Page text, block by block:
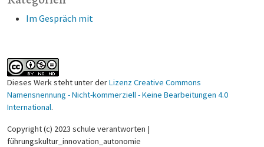
Im Gespräch mit
Dieses Werk steht unter derLizenz Creative Commons
Namensnennung - Nicht-kommerziell - Keine Bearbeitungen 4.0
International.
Copyright (c) 2023 schule verantworten |
führungskultur_innovation_autonomie